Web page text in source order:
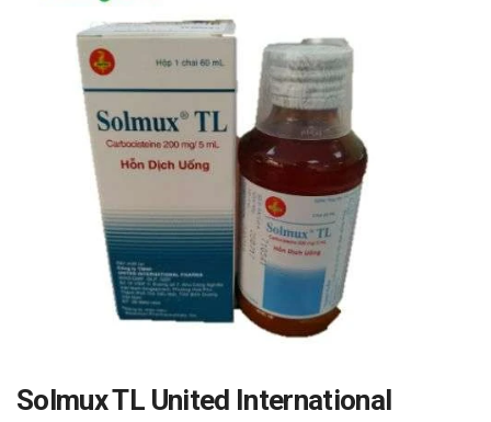
Solmux TL United International